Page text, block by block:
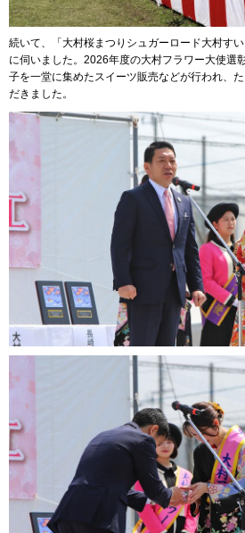
続いて、「大村桜まつりシュガーロード大村す
に伺いました。2026年度の大村フラワー大使選
子を一堂に集めたスイーツ販売などが行われ、
だきました。